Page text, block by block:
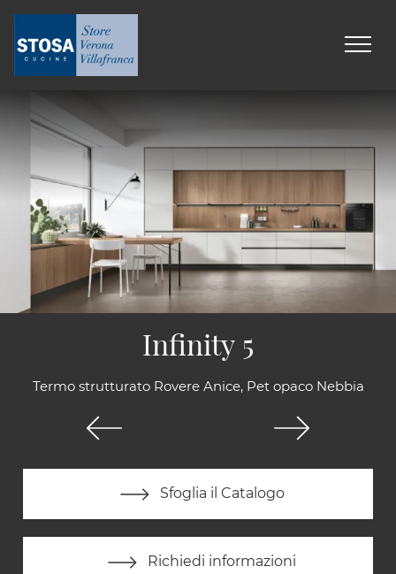
Termo strutturato Rovere Anice, Pet opaco Nebbia
Sfoglia il Catalogo
Richiedi informazioni
Infinity 5